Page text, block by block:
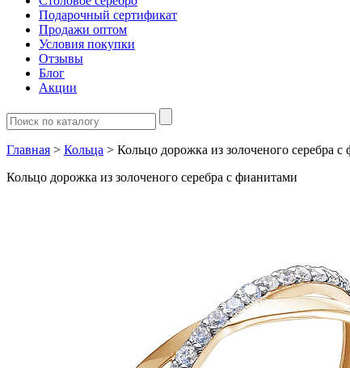
Подарочный сертификат
Продажи оптом
Условия покупки
Отзывы
Блог
Акции
Главная > Кольца > Кольцо дорожка из золоченого серебра с
Кольцо дорожка из золоченого серебра с фианитами